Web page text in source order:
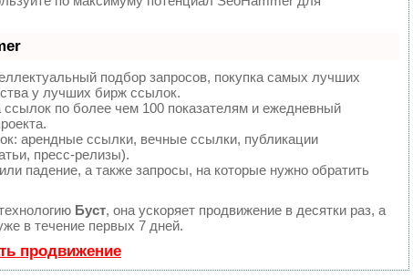
подбор запросов, покупка самых лучших
у лучших бирж ссылок.
по более чем 100 показателям и ежедневный
арендные ссылки, вечные ссылки, публикации
пресс-релизы).
падение, а также запросы, на которые нужно обратить
Буст, она ускоряет продвижение в десятки раз, а
в течение первых 7 дней.
продвижение